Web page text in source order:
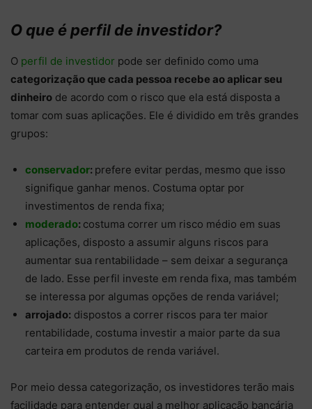
O que é perfil de investidor?
O perfil de investidor pode ser definido como uma
categorização que cada pessoa recebe ao aplicar seu
dinheiro de acordo com o risco que ela está disposta a
tomar com suas aplicações. Ele é dividido em três grandes
grupos:
conservador: prefere evitar perdas, mesmo que isso
signifique ganhar menos. Costuma optar por
investimentos de renda fixa;
moderado: costuma correr um risco médio em suas
aplicações, disposto a assumir alguns riscos para
aumentar sua rentabilidade – sem deixar a segurança
de lado. Esse perfil investe em renda fixa, mas também
se interessa por algumas opções de renda variável;
arrojado: dispostos a correr riscos para ter maior
rentabilidade, costuma investir a maior parte da sua
carteira em produtos de renda variável.
Por meio dessa categorização, os investidores terão mais
facilidade para entender qual a melhor aplicação bancária